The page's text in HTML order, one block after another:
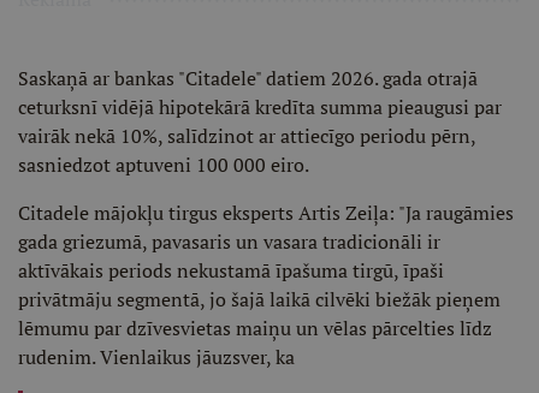
Saskaņā ar bankas "Citadele" datiem 2026. gada otrajā
ceturksnī vidējā hipotekārā kredīta summa pieaugusi par
vairāk nekā 10%, salīdzinot ar attiecīgo periodu pērn,
sasniedzot aptuveni 100 000 eiro.
Citadele mājokļu tirgus eksperts Artis Zeiļa: "Ja raugāmies
gada griezumā, pavasaris un vasara tradicionāli ir
aktīvākais periods nekustamā īpašuma tirgū, īpaši
privātmāju segmentā, jo šajā laikā cilvēki biežāk pieņem
lēmumu par dzīvesvietas maiņu un vēlas pārcelties līdz
rudenim. Vienlaikus jāuzsver, ka